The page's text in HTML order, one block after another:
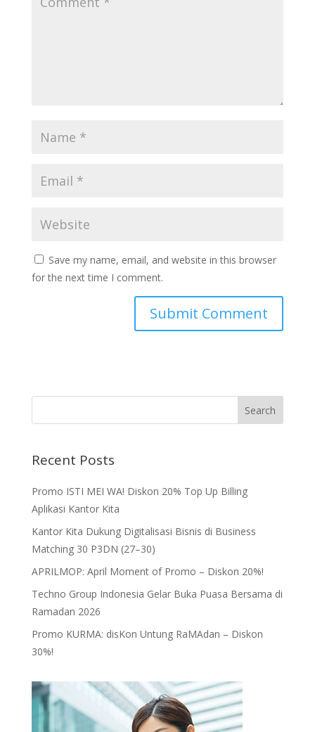
Save my name, email, and website in this browser
for the next time I comment.
Recent Posts
Promo ISTI MEI WA! Diskon 20% Top Up Billing
Aplikasi Kantor Kita
Kantor Kita Dukung Digitalisasi Bisnis di Business
Matching 30 P3DN (27–30)
APRILMOP: April Moment of Promo – Diskon 20%!
Techno Group Indonesia Gelar Buka Puasa Bersama di
Ramadan 2026
Promo KURMA: disKon Untung RaMAdan – Diskon
30%!